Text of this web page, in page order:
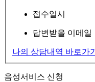
접수일시
답변받을 이메일
나의 상담내역 바로가기
음성서비스 신청